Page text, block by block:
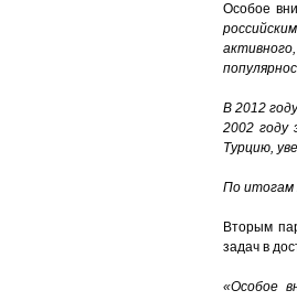
Особое
В 2012
2002
Турцию,
По итогам
Вторым
задач в
«Особое